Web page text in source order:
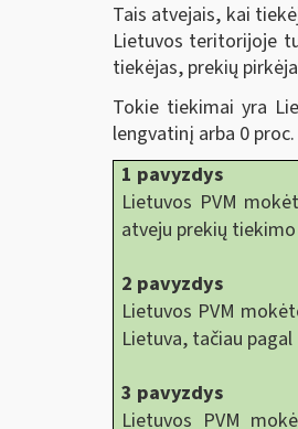
Tais atvejais, kai
Lietuvos teritorijoje
tiekėjas, prekių
Tokie tiekimai yra
lengvatinį arba 0
1 pavyzdys
Lietuvos PVM
atveju prekių
2 pavyzdys
Lietuvos PVM
Lietuva, tačiau
3 pavyzdys
Lietuvos PVM